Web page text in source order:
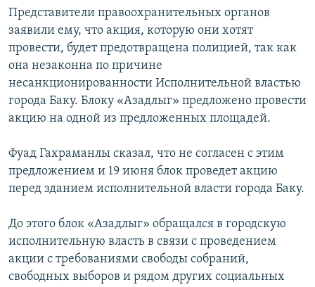
Представители правоохранительных органов
заявили ему, что акция, которую они хотят
провести, будет предотвращена полицией, так как
она незаконна по причине
несанкционированности Исполнительной властью
города Баку. Блоку «Азадлыг» предложено провести
акцию на одной из предложенных площадей.
Фуад Гахраманлы сказал, что не согласен с этим
предложением и 19 июня блок проведет акцию
перед зданием исполнительной власти города Баку.
До этого блок «Азадлыг» обращался в городскую
исполнительную власть в связи с проведением
акции с требованиями свободы собраний,
свободных выборов и рядом других социальных